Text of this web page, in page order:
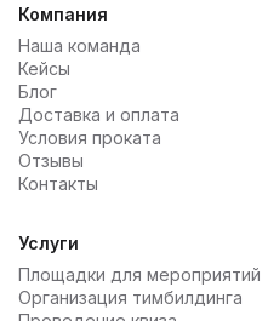
Компания
Наша команда
Кейсы
Блог
Доставка и оплата
Условия проката
Отзывы
Контакты
Услуги
Площадки для мероприятий
Организация тимбилдинга